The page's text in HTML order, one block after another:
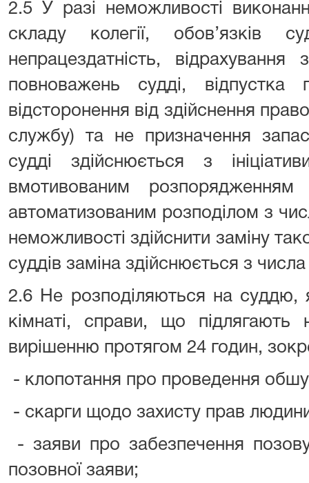
2.5 У разі неможливості
складу колегії, обов’язків
непрацездатність,
повноважень судді,
відсторонення від здійснення
службу) та не призначення
судді здійснюється з
вмотивованим
автоматизованим розподілом з
неможливості здійснити заміну
суддів заміна здійснюється з числа
2.6 Не розподіляються на суддю,
кімнаті, справи, що підлягають
вирішенню протягом 24 годин,
- клопотання про проведення
- скарги щодо захисту прав
- заяви про забезпечення
позовної заяви;